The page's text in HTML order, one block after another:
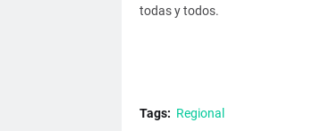
todas y todos.
Tags: Regional